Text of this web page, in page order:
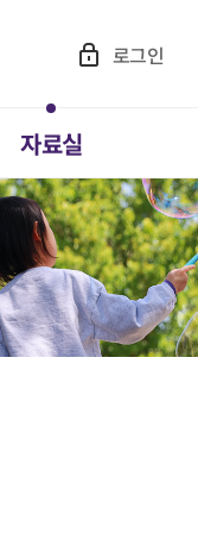
로그인
자료실